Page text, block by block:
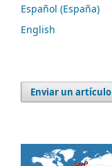
Español (España)
English
Enviar un artículo